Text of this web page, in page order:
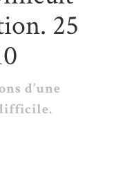
25
d’une